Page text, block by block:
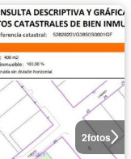
2fotos